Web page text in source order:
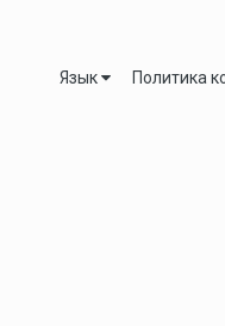
Язык Политика